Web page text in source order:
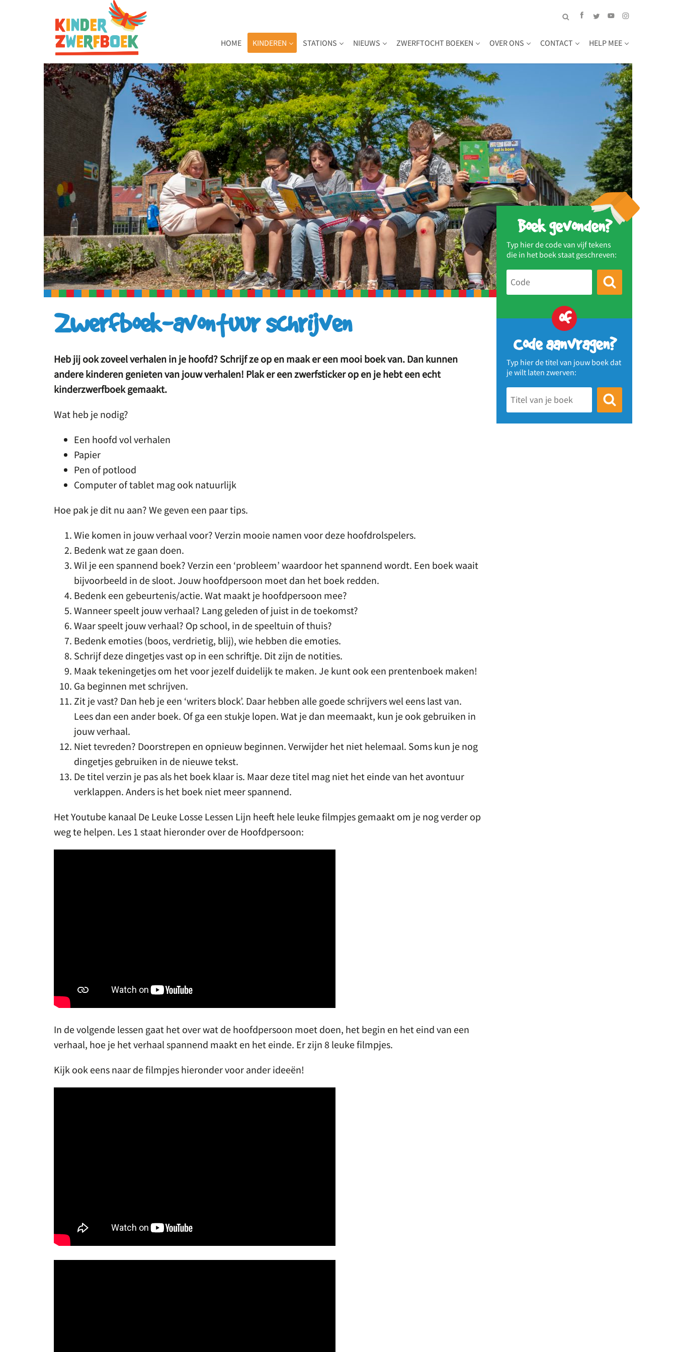
HOME KINDEREN STATIONS NIEUWS ZWERFTOCHT BOEKEN OVER ONS CONTACT HELP MEE
Boek gevonden?
Typ hier de code van vijf tekens
die in het boek staat geschreven:
of
Code aanvragen?
Typ hier de titel van jouw boek dat
je wilt laten zwerven:
Zwerfboek-avontuur schrijven
Heb jij ook zoveel verhalen in je hoofd? Schrijf ze op en maak er een mooi boek van. Dan kunnen
andere kinderen genieten van jouw verhalen! Plak er een zwerfsticker op en je hebt een echt
kinderzwerfboek gemaakt.
Wat heb je nodig?
Een hoofd vol verhalen
Papier
Pen of potlood
Computer of tablet mag ook natuurlijk
Hoe pak je dit nu aan? We geven een paar tips.
Wie komen in jouw verhaal voor? Verzin mooie namen voor deze hoofdrolspelers.
Bedenk wat ze gaan doen.
Wil je een spannend boek? Verzin een ‘probleem’ waardoor het spannend wordt. Een boek waait
bijvoorbeeld in de sloot. Jouw hoofdpersoon moet dan het boek redden.
Bedenk een gebeurtenis/actie. Wat maakt je hoofdpersoon mee?
Wanneer speelt jouw verhaal? Lang geleden of juist in de toekomst?
Waar speelt jouw verhaal? Op school, in de speeltuin of thuis?
Bedenk emoties (boos, verdrietig, blij), wie hebben die emoties.
Schrijf deze dingetjes vast op in een schriftje. Dit zijn de notities.
Maak tekeningetjes om het voor jezelf duidelijk te maken. Je kunt ook een prentenboek maken!
Ga beginnen met schrijven.
Zit je vast? Dan heb je een ‘writers block’. Daar hebben alle goede schrijvers wel eens last van.
Lees dan een ander boek. Of ga een stukje lopen. Wat je dan meemaakt, kun je ook gebruiken in
jouw verhaal.
Niet tevreden? Doorstrepen en opnieuw beginnen. Verwijder het niet helemaal. Soms kun je nog
dingetjes gebruiken in de nieuwe tekst.
De titel verzin je pas als het boek klaar is. Maar deze titel mag niet het einde van het avontuur
verklappen. Anders is het boek niet meer spannend.
Het Youtube kanaal De Leuke Losse Lessen Lijn heeft hele leuke filmpjes gemaakt om je nog verder op
weg te helpen. Les 1 staat hieronder over de Hoofdpersoon:
In de volgende lessen gaat het over wat de hoofdpersoon moet doen, het begin en het eind van een
verhaal, hoe je het verhaal spannend maakt en het einde. Er zijn 8 leuke filmpjes.
Kijk ook eens naar de filmpjes hieronder voor ander ideeën!